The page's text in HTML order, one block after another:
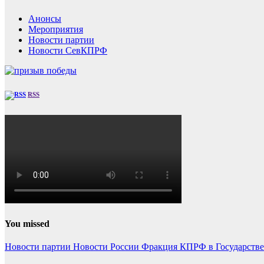
Анонсы
Мероприятия
Новости партии
Новости СевКПРФ
RSS
You missed
Новости партии Новости России Фракция КПРФ в